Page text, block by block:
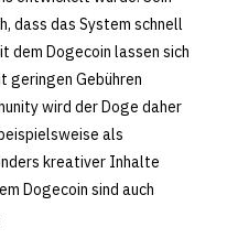
dass das System schnell
dem Dogecoin lassen sich
geringen Gebühren
wird der Doge daher
als
kreativer Inhalte
Dogecoin sind auch